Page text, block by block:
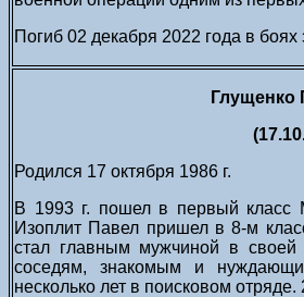
Погиб 02 декабря 2022 года в боях
Глущенко
Родился 17 октября 1986 г.
В 1993 г. пошел в первый
Изоплит Павел пришел в 8-м
стал главным мужчиной в
соседям, знакомым и
несколько лет в поисковом